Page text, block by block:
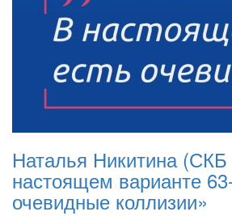
Наталья Никитина
настоящем варианте
очевидные коллизии»